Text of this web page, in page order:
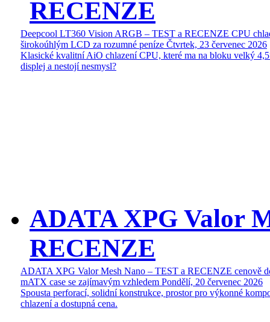
RECENZE
Deepcool LT360 Vision ARGB – TEST a RECENZE CPU
širokoúhlým LCD za rozumné peníze Čtvrtek, 23 červenec 2026
Klasické kvalitní AiO chlazení CPU, které ma na bloku velký
displej a nestojí nesmysl?
ADATA XPG Valor
RECENZE
ADATA XPG Valor Mesh Nano – TEST a RECENZE cenově
mATX case se zajímavým vzhledem Pondělí, 20 červenec 2026
Spousta perforací, solidní konstrukce, prostor pro výkonné
chlazení a dostupná cena.